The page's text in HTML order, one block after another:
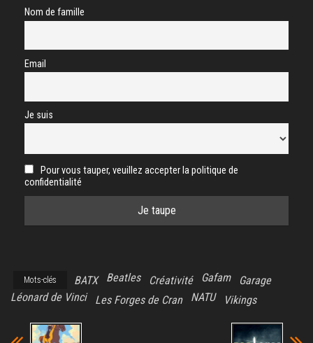
Nom de famille
Email
Je suis
Pour vous tauper, veuillez accepter la politique de
confidentialité
Mots-clés BATX Beatles Créativité Gafam
Garage
Léonard de Vinci
Les Forges de Cran NATU Vikings